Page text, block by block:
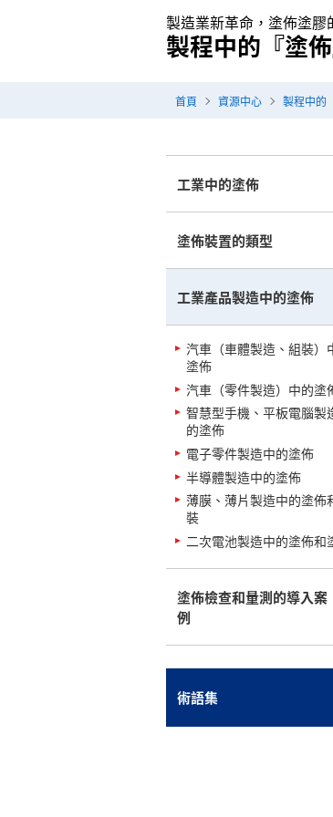
製造業新革命，塗佈塗膠
製程中的『塗佈
首頁 資源中心 製程中的
工業中的塗佈
塗佈裝置的類型
工業產品製造中的塗佈
汽車（車體製造、組裝）
塗佈
汽車（零件製造）中的塗
智慧型手機、平板電腦製
的塗佈
電子零件製造中的塗佈
半導體製造中的塗佈
薄膜、薄片製造中的塗佈
裝
二次電池製造中的塗佈和
塗佈檢查和量測的導入案
例
術語集